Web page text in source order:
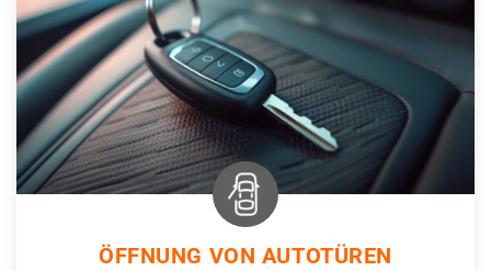
ÖFFNUNG VON AUTOTÜREN